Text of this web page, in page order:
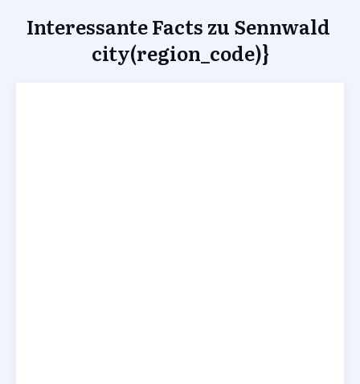
Interessante Facts zu Sennwald
city(region_code)}